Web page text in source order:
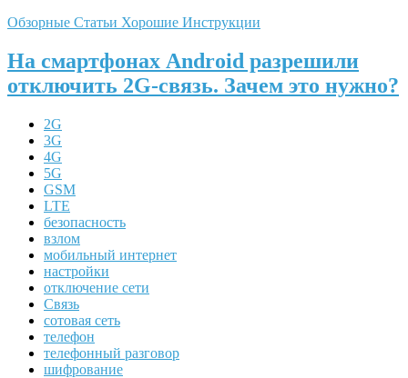
Обзорные Статьи Хорошие Инструкции
На смартфонах Android разрешили
отключить 2G-связь. Зачем это нужно?
2G
3G
4G
5G
GSM
LTE
безопасность
взлом
мобильный интернет
настройки
отключение сети
Связь
сотовая сеть
телефон
телефонный разговор
шифрование